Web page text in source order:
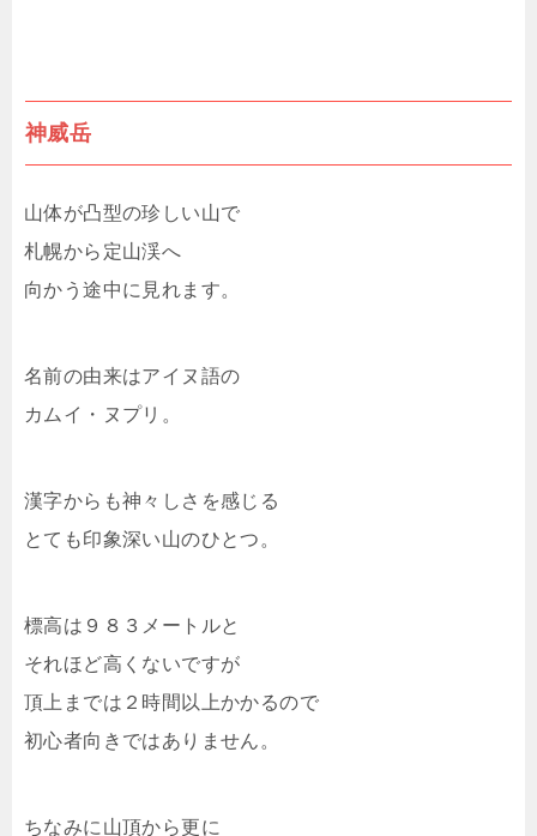
神威岳
山体が凸型の珍しい山で
札幌から定山渓へ
向かう途中に見れます。
名前の由来はアイヌ語の
カムイ・ヌプリ。
漢字からも神々しさを感じる
とても印象深い山のひとつ。
標高は９８３メートルと
それほど高くないですが
頂上までは２時間以上かかるので
初心者向きではありません。
ちなみに山頂から更に